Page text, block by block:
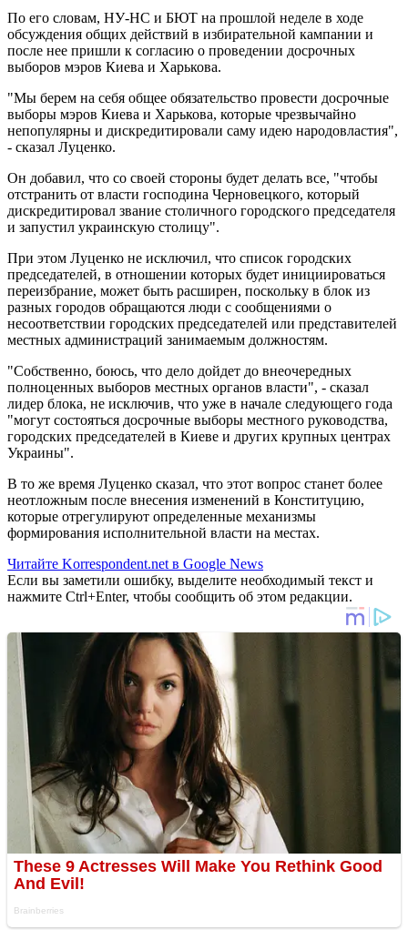
По его словам, НУ-НС и БЮТ на прошлой неделе в ходе
обсуждения общих действий в избирательной кампании и
после нее пришли к согласию о проведении досрочных
выборов мэров Киева и Харькова.
"Мы берем на себя общее обязательство провести досрочные
выборы мэров Киева и Харькова, которые чрезвычайно
непопулярны и дискредитировали саму идею народовластия",
- сказал Луценко.
Он добавил, что со своей стороны будет делать все, "чтобы
отстранить от власти господина Черновецкого, который
дискредитировал звание столичного городского председателя
и запустил украинскую столицу".
При этом Луценко не исключил, что список городских
председателей, в отношении которых будет инициироваться
переизбрание, может быть расширен, поскольку в блок из
разных городов обращаются люди с сообщениями о
несоответствии городских председателей или представителей
местных администраций занимаемым должностям.
"Собственно, боюсь, что дело дойдет до внеочередных
полноценных выборов местных органов власти", - сказал
лидер блока, не исключив, что уже в начале следующего года
"могут состояться досрочные выборы местного руководства,
городских председателей в Киеве и других крупных центрах
Украины".
В то же время Луценко сказал, что этот вопрос станет более
неотложным после внесения изменений в Конституцию,
которые отрегулируют определенные механизмы
формирования исполнительной власти на местах.
Читайте Korrespondent.net в Google News
Если вы заметили ошибку, выделите необходимый текст и
нажмите Ctrl+Enter, чтобы сообщить об этом редакции.